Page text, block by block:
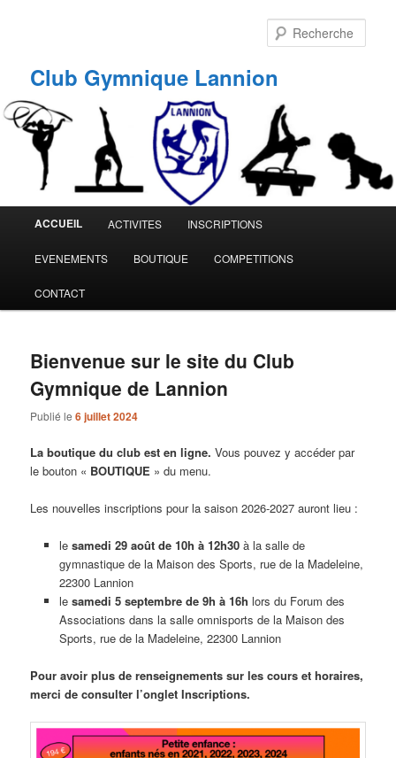
Club Gymnique Lannion
ACCUEIL ACTIVITES INSCRIPTIONS
EVENEMENTS BOUTIQUE COMPETITIONS
CONTACT
Bienvenue sur le site du Club
Gymnique de Lannion
Publié le6 juillet 2024
La boutique du club est en ligne. Vous pouvez y accéder par
le bouton « BOUTIQUE » du menu.
Les nouvelles inscriptions pour la saison 2026-2027 auront lieu :
le samedi 29 août de 10h à 12h30à la salle de
gymnastique de la Maison des Sports, rue de la Madeleine,
22300 Lannion
le samedi 5 septembre de 9h à 16h lors du Forum des
Associations dans la salle omnisports de la Maison des
Sports, rue de la Madeleine, 22300 Lannion
Pour avoir plus de renseignements sur les cours et horaires,
merci de consulter l’onglet Inscriptions.